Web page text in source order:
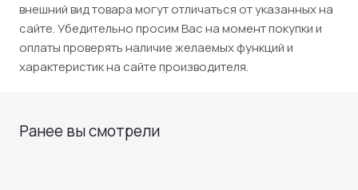
внешний вид товара могут отличаться от указанных на
сайте. Убедительно просим Вас на момент покупки и
оплаты проверять наличие желаемых функций и
характеристик на сайте производителя.
Ранее вы смотрели